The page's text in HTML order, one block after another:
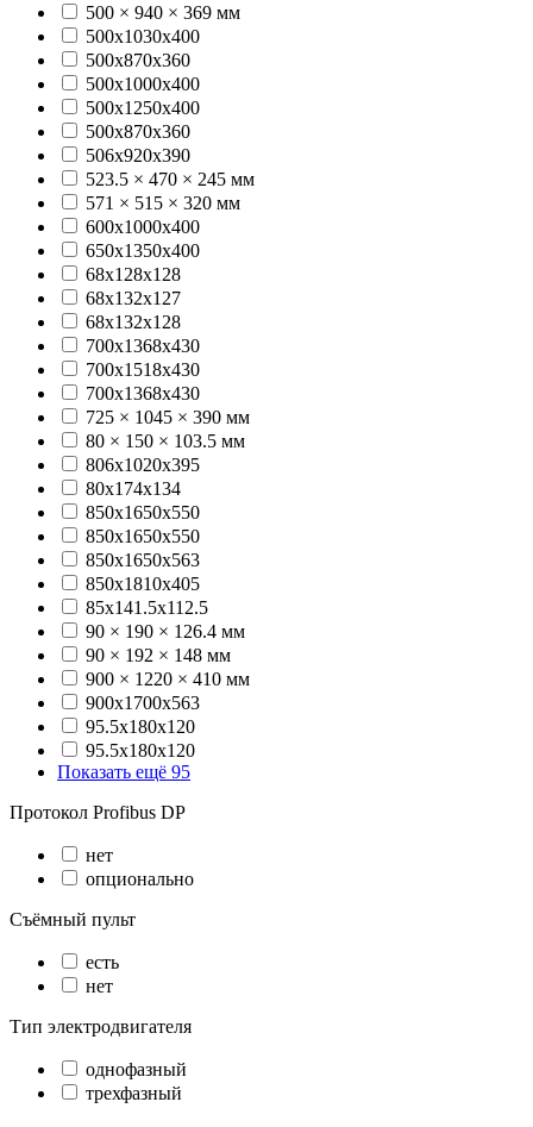
500 × 940 × 369 мм
500x1030x400
500x870x360
500х1000х400
500х1250х400
500х870х360
506x920x390
523.5 × 470 × 245 мм
571 × 515 × 320 мм
600х1000х400
650х1350х400
68x128x128
68x132x127
68x132x128
700x1368x430
700x1518x430
700х1368х430
725 × 1045 × 390 мм
80 × 150 × 103.5 мм
806x1020x395
80x174x134
850x1650x550
850х1650х550
850х1650х563
850х1810х405
85x141.5x112.5
90 × 190 × 126.4 мм
90 × 192 × 148 мм
900 × 1220 × 410 мм
900х1700х563
95.5x180x120
95.5х180х120
Показать ещё 95
Протокол Profibus DP
нет
опционально
Съёмный пульт
есть
нет
Тип электродвигателя
однофазный
трехфазный